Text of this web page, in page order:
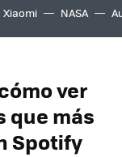
Xiaomi NASA
ver
que más
Spotify